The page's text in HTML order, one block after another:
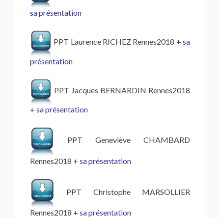
sa présentation
PPT Laurence RICHEZ Rennes2018 + sa
présentation
PPT Jacques BERNARDIN Rennes2018
+ sa présentation
PPT Geneviève CHAMBARD
Rennes2018 + sa présentation
PPT Christophe MARSOLLIER
Rennes2018 + sa présentation